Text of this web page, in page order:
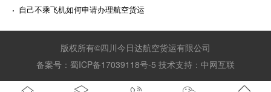
· 自己不乘飞机如何申请办理航空货运
版权所有©四川今日达航空货运有限公司
备案号： 蜀ICP备17039118号-5 技术支持： 中网互联